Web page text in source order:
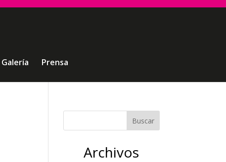
Galería Prensa
Archivos